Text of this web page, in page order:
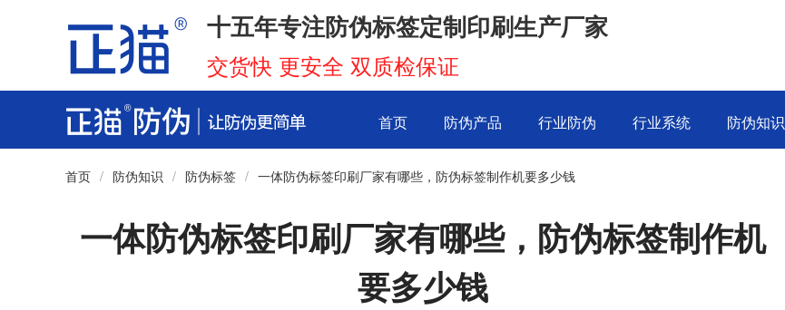
十五年专注防伪标签定制印刷生产厂家
交货快 更安全 双质检保证
首页 防伪产品 行业防伪 行业系统 防伪知识
首页 / 防伪知识 / 防伪标签 / 一体防伪标签印刷厂家有哪些，防伪标签制作机要多少钱
一体防伪标签印刷厂家有哪些，防伪标签制作机
要多少钱